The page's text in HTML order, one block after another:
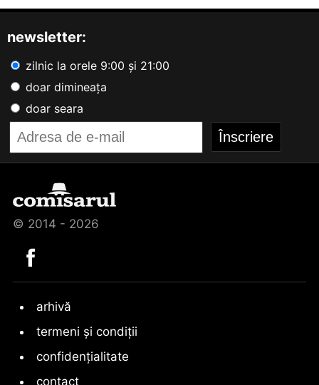
newsletter:
zilnic la orele 9:00 și 21:00
doar dimineața
doar seara
© 2014 - 2026
arhivă
termeni și condiții
confidențialitate
contact